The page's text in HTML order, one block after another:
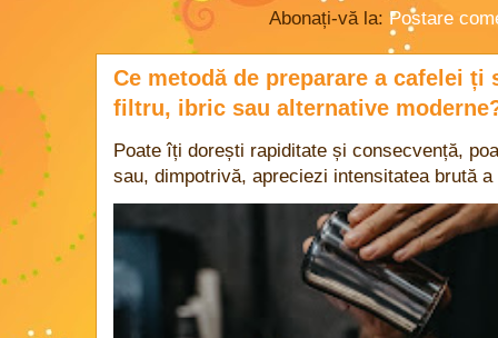
Abonați-vă la:Postare
Ce metodă de preparare a cafelei
filtru, ibric sau alternative
Poate îți dorești rapiditate și consecvență,
sau, dimpotrivă, apreciezi intensitatea brută